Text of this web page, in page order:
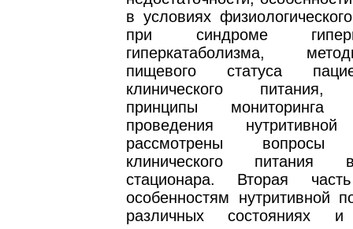
в условиях
при синдроме
гиперкатаболизма,
пищевого статуса
клинического питания,
принципы
проведения
рассмотрены вопросы
клинического питания
стационара. Вторая
особенностям нутритивной
различных состояниях и